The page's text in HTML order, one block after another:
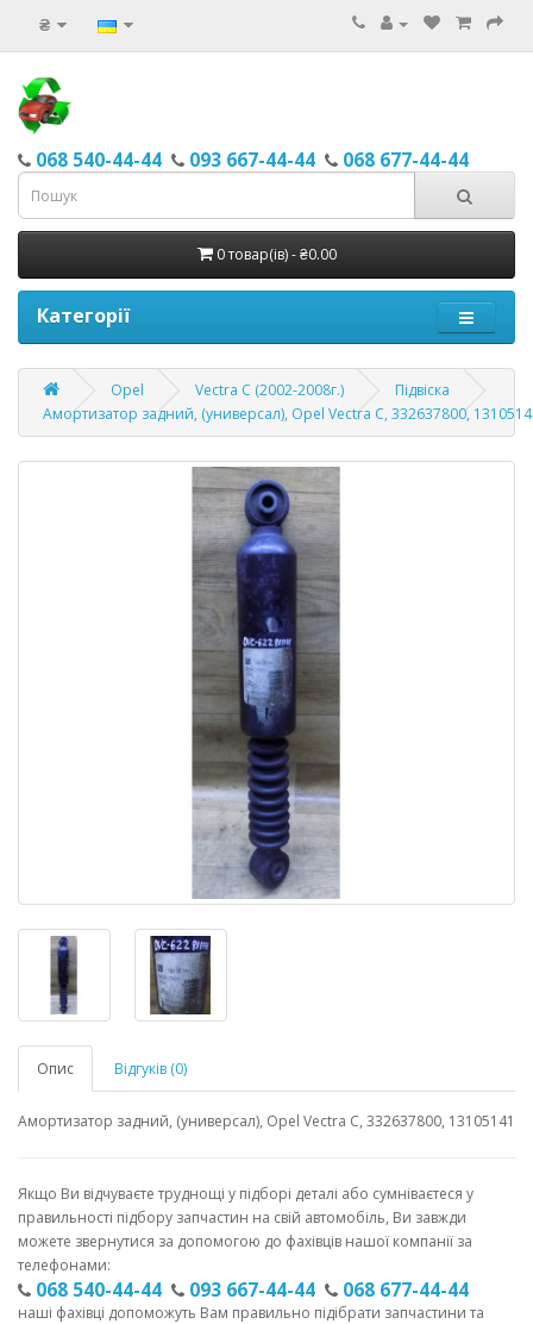
₴
068 540-44-44 093 667-44-44 068 677-44-44
0 товар(ів) - ₴0.00
Категорії
Opel Vectra C (2002-2008г.)
Підвіска
Амортизатор задний, (универсал), Opel Vectra C, 332637800,
Опис Відгуків (0)
Амортизатор задний, (универсал), Opel Vectra C, 332637800, 13105141
Якщо Ви відчуваєте труднощі у підборі деталі або сумніваєтеся у
правильності підбору запчастин на свій автомобіль, Ви завжди
можете звернутися за допомогою до фахівців нашої компанії за
телефонами:
068 540-44-44 093 667-44-44 068 677-44-44
наші фахівці допоможуть Вам правильно підібрати запчастини та